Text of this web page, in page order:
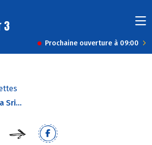
3
Prochaine ouverture à 09:00
Sri...